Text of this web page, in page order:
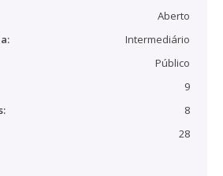
Aberto
Intermediário
Público
9
8
28